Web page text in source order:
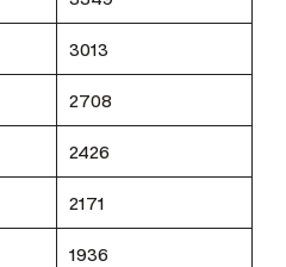
3013
2708
2426
2171
1936